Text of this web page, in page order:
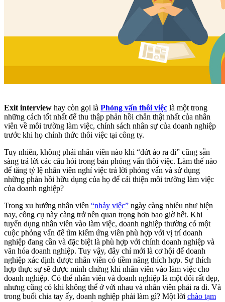
Exit interview hay còn gọi là Phỏng vấn thôi việc là một trong
những cách tốt nhất để thu thập phản hồi chân thật nhất của nhân
viên về môi trường làm việc, chính sách nhân sự của doanh nghiệp
trước khi họ chính thức thôi việc tại công ty.
Tuy nhiên, không phải nhân viên nào khi “dứt áo ra đi” cũng sẵn
sàng trả lời các câu hỏi trong bản phỏng vấn thôi việc. Làm thế nào
để tăng tỷ lệ nhân viên nghỉ việc trả lời phỏng vấn và sử dụng
những phản hồi hữu dụng của họ để cải thiện môi trường làm việc
của doanh nghiệp?
Trong xu hướng nhân viên “nhảy việc” ngày càng nhiều như hiện
nay, công cụ này càng trở nên quan trọng hơn bao giờ hết. Khi
tuyển dụng nhân viên vào làm việc, doanh nghiệp thường có một
cuộc phỏng vấn để tìm kiếm ứng viên phù hợp với vị trí doanh
nghiệp đang cần và đặc biệt là phù hợp với chính doanh nghiệp và
văn hóa doanh nghiệp. Tuy vậy, đây chỉ mới là cơ hội để doanh
nghiệp xác định được nhân viên có tiềm năng thích hợp. Sự thích
hợp thực sự sẽ được minh chứng khi nhân viên vào làm việc cho
doanh nghiệp. Có thể nhân viên và doanh nghiệp là một đôi rất đẹp,
nhưng cũng có khi không thể ở với nhau và nhân viên phải ra đi. Và
trong buổi chia tay ấy, doanh nghiệp phải làm gì? Một lời chào tạm